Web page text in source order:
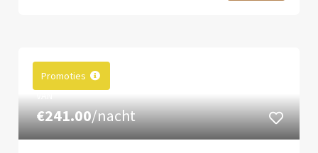
Promoties
€241.00/nacht